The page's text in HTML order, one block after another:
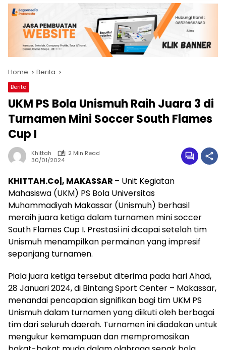
Home Berita
Berita
UKM PS Bola Unismuh Raih Juara 3 di
Turnamen Mini Soccer South Flames
Cup I
Khittah
2 Min Read
30/01/2024
KHITTAH.Co|, MAKASSAR – Unit Kegiatan
Mahasiswa (UKM) PS Bola Universitas
Muhammadiyah Makassar (Unismuh) berhasil
meraih juara ketiga dalam turnamen mini soccer
South Flames Cup I. Prestasi ini dicapai setelah tim
Unismuh menampilkan permainan yang impresif
sepanjang turnamen.
Piala juara ketiga tersebut diterima pada hari Ahad,
28 Januari 2024, di Bintang Sport Center – Makassar,
menandai pencapaian signifikan bagi tim UKM PS
Unismuh dalam turnamen yang diikuti oleh berbagai
tim dari seluruh daerah. Turnamen ini diadakan untuk
mengukur kemampuan dan mempromosikan